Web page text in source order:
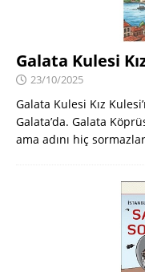
Galata Kulesi
23/10/2025
Galata Kulesi Kız
Galata’da. Galata
ama adını hiç